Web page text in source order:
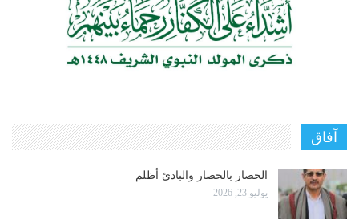
آفاق
الحصار بالحصار والبادئ أظلم
يوليو 23, 2026